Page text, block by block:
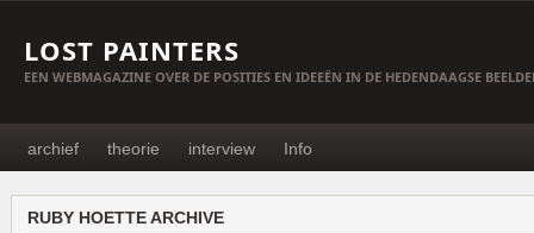
LOST PAINTERS
EEN WEBMAGAZINE OVER DE POSITIES EN IDEEËN IN DE HEDENDAAGSE
archief theorie interview Info
RUBY HOETTE ARCHIVE